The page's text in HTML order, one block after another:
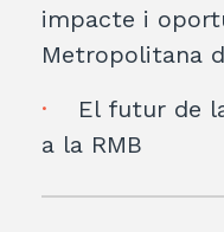
impacte i
Metropolitana
El futur de
a la RMB